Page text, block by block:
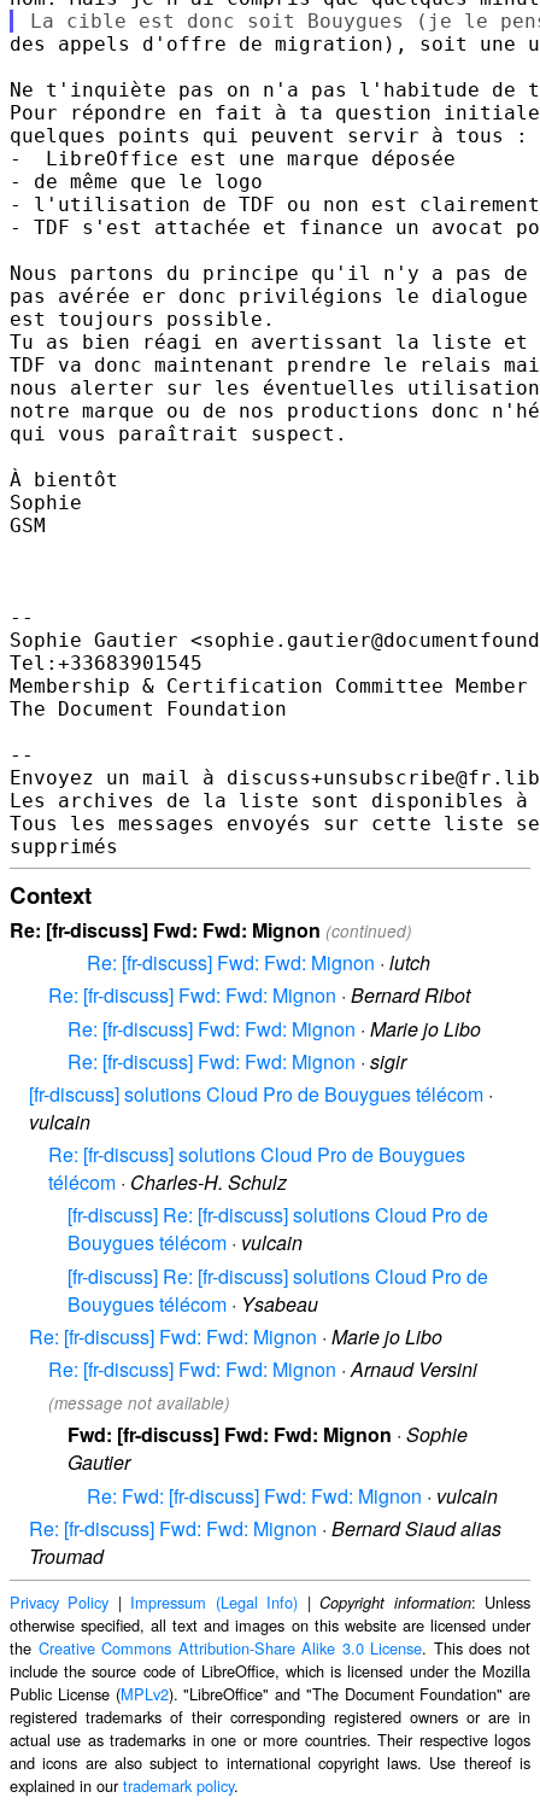
des appels d'offre de migration), soit une
Ne t'inquiète pas on n'a pas l'habitude de
Pour répondre en fait à ta question
quelques points qui peuvent servir à tous :
-  LibreOffice est une marque déposée
- de même que le logo
- l'utilisation de TDF ou non est
- TDF s'est attachée et finance un avocat
Nous partons du principe qu'il n'y a pas
pas avérée er donc privilégions le
est toujours possible.
Tu as bien réagi en avertissant la liste et
TDF va donc maintenant prendre le relais
nous alerter sur les éventuelles
notre marque ou de nos productions donc
qui vous paraîtrait suspect.
À bientôt
Sophie
GSM
--
Sophie Gautier
Tel:+33683901545
Membership & Certification Committee
The Document Foundation
--
Envoyez un mail à
Les archives de la liste sont disponibles à
Tous les messages envoyés sur cette liste
Context
Re: [fr-discuss] Fwd: Fwd: Mignon (continued)
Re: [fr-discuss] Fwd: Fwd: Mignon · lutch
Re: [fr-discuss] Fwd: Fwd: Mignon · Bernard Ribot
Re: [fr-discuss] Fwd: Fwd: Mignon · Marie jo Libo
Re: [fr-discuss] Fwd: Fwd: Mignon · sigir
[fr-discuss] solutions Cloud Pro de Bouygues télécom ·
vulcain
Re: [fr-discuss] solutions Cloud Pro de Bouygues
télécom · Charles-H. Schulz
[fr-discuss] Re: [fr-discuss] solutions Cloud Pro de
Bouygues télécom · vulcain
[fr-discuss] Re: [fr-discuss] solutions Cloud Pro de
Bouygues télécom · Ysabeau
Re: [fr-discuss] Fwd: Fwd: Mignon · Marie jo Libo
Re: [fr-discuss] Fwd: Fwd: Mignon ·Arnaud Versini
(message not available)
Fwd: [fr-discuss] Fwd: Fwd: Mignon · Sophie
Gautier
Re: Fwd: [fr-discuss] Fwd: Fwd: Mignon · vulcain
Re: [fr-discuss] Fwd: Fwd: Mignon · Bernard Siaud alias
Troumad
Privacy Policy | Impressum (Legal Info) |Copyright information: Unless
otherwise specified, all text and images on this website are licensed under
the Creative Commons Attribution-Share Alike 3.0 License. This does not
include the source code of LibreOffice, which is licensed under the Mozilla
Public License (MPLv2). "LibreOffice" and "The Document Foundation" are
registered trademarks of their corresponding registered owners or are in
actual use as trademarks in one or more countries. Their respective logos
and icons are also subject to international copyright laws. Use thereof is
explained in ourtrademark policy.